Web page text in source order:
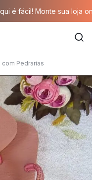
é fácil! Monte sua loja
com Pedrarias